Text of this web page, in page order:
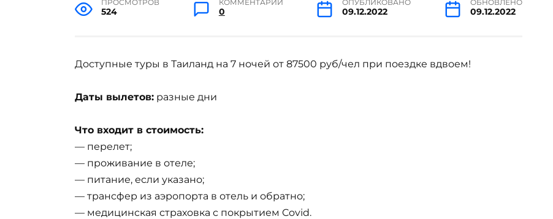
ПРОСМОТРОВ
524
КОММЕНТАРИИ
0
ОПУБЛИКОВАНО
09.12.2022
ОБНОВЛЕНО
09.12.2022
Доступные туры в Таиланд на 7 ночей от 87500 руб/чел при поездке вдвоем!
Даты вылетов: разные дни
Что входит в стоимость:
— перелет;
— проживание в отеле;
— питание, если указано;
— трансфер из аэропорта в отель и обратно;
— медицинская страховка с покрытием Covid.